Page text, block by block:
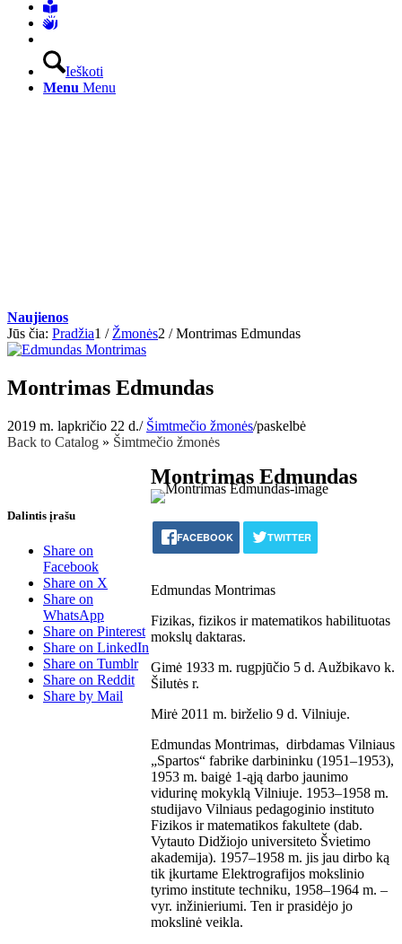
Ieškoti
Menu Menu
Naujienos
Jūs čia: Pradžia1 / Žmonės2 / Montrimas Edmundas
Montrimas Edmundas
2019 m. lapkričio 22 d./ Šimtmečio žmonės/paskelbė
Back to Catalog
Šimtmečio žmonės
Montrimas Edmundas
FACEBOOK TWITTER
Edmundas Montrimas
Fizikas, fizikos ir matematikos habilituotas
mokslų daktaras.
Gimė 1933 m. rugpjūčio 5 d. Aužbikavo k.
Šilutės r.
Mirė 2011 m. birželio 9 d. Vilniuje.
Edmundas Montrimas, dirbdamas Vilniaus
„Spartos“ fabrike darbininku (1951–1953),
1953 m. baigė 1-ąją darbo jaunimo
vidurinę mokyklą Vilniuje. 1953–1958 m.
studijavo Vilniaus pedagoginio instituto
Fizikos ir matematikos fakultete (dab.
Vytauto Didžiojo universiteto Švietimo
akademija). 1957–1958 m. jis jau dirbo ką
tik įkurtame Elektrografijos mokslinio
tyrimo institute techniku, 1958–1964 m. –
vyr. inžinieriumi. Ten ir prasidėjo jo
mokslinė veikla.
Dalintis įrašu
Share on
Facebook
Share on X
Share on
WhatsApp
Share on Pinterest
Share on LinkedIn
Share on Tumblr
Share on Reddit
Share by Mail